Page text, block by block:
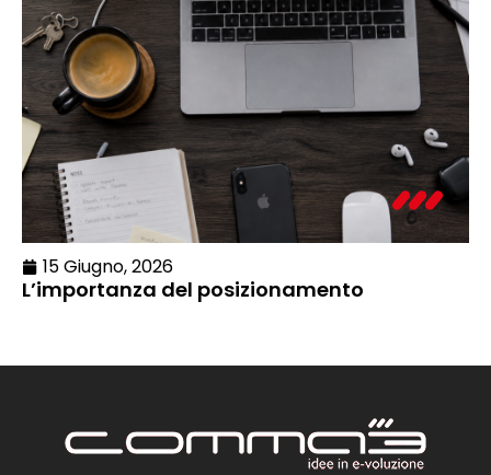
15 Giugno, 2026
L’importanza del posizionamento